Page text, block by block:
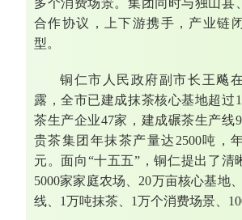
多个消费场景。集团同时与独山县
合作协议，上下游携手，产业链
型。
铜仁市人民政府副市长王飚
露，全市已建成抹茶核心基地超过
茶生产企业47家，建成碾茶生产线
贵茶集团年抹茶产量达2500吨，
元。面向“十五五”，铜仁提出了清
5000家家庭农场、20万亩核心基地
线、1万吨抹茶、1万个消费场景、